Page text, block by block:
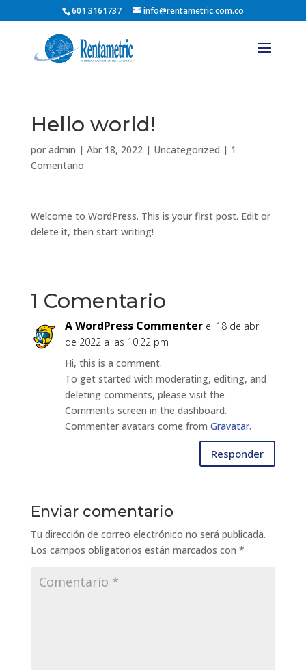
601 3161737 info@rentametric.com.co
Hello world!
por admin | Abr 18, 2022| Uncategorized | 1
Comentario
Welcome to WordPress. This is your first post. Edit or
delete it, then start writing!
1 Comentario
A WordPress Commenter el 18 de abril
de 2022 a las 10:22 pm
Hi, this is a comment.
To get started with moderating, editing, and
deleting comments, please visit the
Comments screen in the dashboard.
Commenter avatars come from Gravatar.
Responder
Enviar comentario
Tu dirección de correo electrónico no será publicada.
Los campos obligatorios están marcados con *